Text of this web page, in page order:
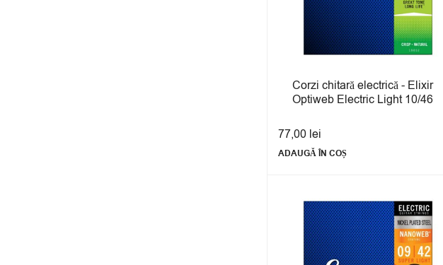
Corzi chitară electrică - Elixir
Optiweb Electric Light 10/46
77,00 lei
ADAUGĂ ÎN COȘ